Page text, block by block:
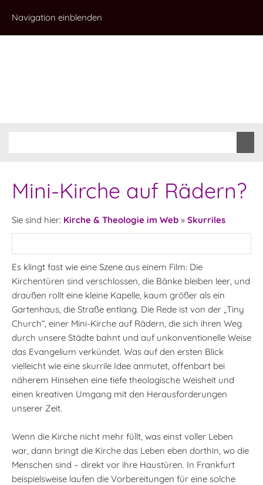
Navigation einblenden
Mini-Kirche auf Rädern?
Sie sind hier: Kirche & Theologie im Web » Skurriles
Es klingt fast wie eine Szene aus einem Film: Die
Kirchentüren sind verschlossen, die Bänke bleiben leer, und
draußen rollt eine kleine Kapelle, kaum größer als ein
Gartenhaus, die Straße entlang. Die Rede ist von der „Tiny
Church“, einer Mini-Kirche auf Rädern, die sich ihren Weg
durch unsere Städte bahnt und auf unkonventionelle Weise
das Evangelium verkündet. Was auf den ersten Blick
vielleicht wie eine skurrile Idee anmutet, offenbart bei
näherem Hinsehen eine tiefe theologische Weisheit und
einen kreativen Umgang mit den Herausforderungen
unserer Zeit.
Wenn die Kirche nicht mehr füllt, was einst voller Leben
war, dann bringt die Kirche das Leben eben dorthin, wo die
Menschen sind – direkt vor ihre Haustüren. In Frankfurt
beispielsweise laufen die Vorbereitungen für eine solche